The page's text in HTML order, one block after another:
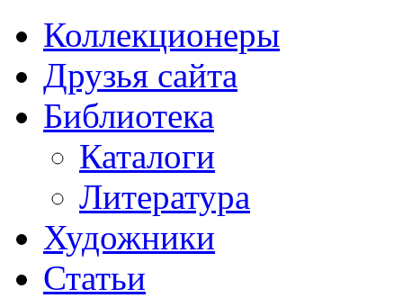
Коллекционеры
Друзья сайта
Библиотека
Каталоги
Литература
Художники
Статьи